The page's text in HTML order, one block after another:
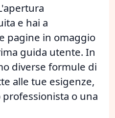
e hai a
pagine in omaggio
guida utente. In
diverse formule di
alle tue esigenze,
o una